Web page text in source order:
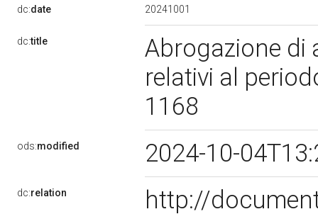
dc:date 20241001
dc:title
Abrogazione di
relativi al
1168
ods:modified 2024-10-
dc:relation
http://